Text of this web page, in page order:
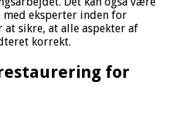
eksperter inden for
sikre, at alle aspekter af
korrekt.
for